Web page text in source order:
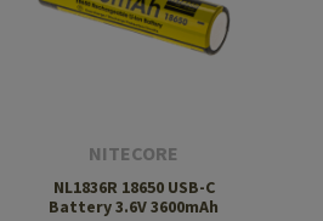
NITECORE
NL1836R 18650 USB-C
Battery 3.6V 3600mAh